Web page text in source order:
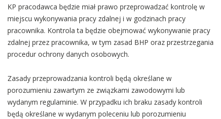
KP pracodawca będzie miał prawo przeprowadzać kontrolę w
miejscu wykonywania pracy zdalnej i w godzinach pracy
pracownika. Kontrola ta będzie obejmować wykonywanie pracy
zdalnej przez pracownika, w tym zasad BHP oraz przestrzegania
procedur ochrony danych osobowych.
Zasady przeprowadzania kontroli będą określane w
porozumieniu zawartym ze związkami zawodowymi lub
wydanym regulaminie. W przypadku ich braku zasady kontroli
będą określane w wydanym poleceniu lub porozumieniu